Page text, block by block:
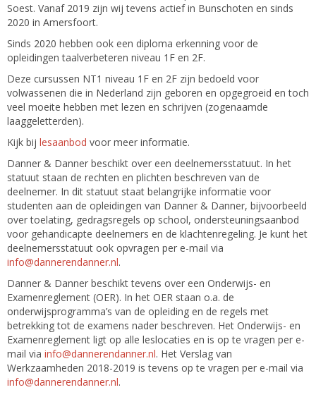
Soest. Vanaf 2019 zijn wij tevens actief in Bunschoten en sinds
2020 in Amersfoort.
Sinds 2020 hebben ook een diploma erkenning voor de
opleidingen taalverbeteren niveau 1F en 2F.
Deze cursussen NT1 niveau 1F en 2F zijn bedoeld voor
volwassenen die in Nederland zijn geboren en opgegroeid en toch
veel moeite hebben met lezen en schrijven (zogenaamde
laaggeletterden).
Kijk bij lesaanbod voor meer informatie.
Danner & Danner beschikt over een deelnemersstatuut. In het
statuut staan de rechten en plichten beschreven van de
deelnemer. In dit statuut staat belangrijke informatie voor
studenten aan de opleidingen van Danner & Danner, bijvoorbeeld
over toelating, gedragsregels op school, ondersteuningsaanbod
voor gehandicapte deelnemers en de klachtenregeling. Je kunt het
deelnemersstatuut ook opvragen per e-mail via
info@dannerendanner.nl.
Danner & Danner beschikt tevens over een Onderwijs- en
Examenreglement (OER). In het OER staan o.a. de
onderwijsprogramma’s van de opleiding en de regels met
betrekking tot de examens nader beschreven. Het Onderwijs- en
Examenreglement ligt op alle leslocaties en is op te vragen per e-
mail via info@dannerendanner.nl. Het Verslag van
Werkzaamheden 2018-2019 is tevens op te vragen per e-mail via
info@dannerendanner.nl.